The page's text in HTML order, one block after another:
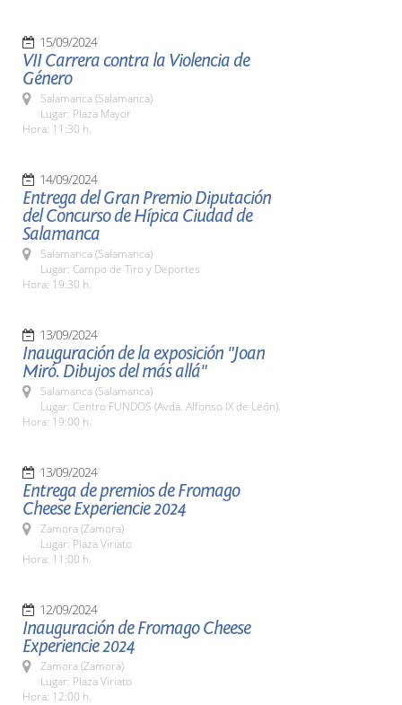
15/09/2024
VII Carrera contra la Violencia de
Género
Salamanca (Salamanca)
Lugar: Plaza Mayor
Hora: 11:30 h.
14/09/2024
Entrega del Gran Premio Diputación
del Concurso de Hípica Ciudad de
Salamanca
Salamanca (Salamanca)
Lugar: Campo de Tiro y Deportes
Hora: 19:30 h.
13/09/2024
Inauguración de la exposición "Joan
Miró. Dibujos del más allá"
Salamanca (Salamanca)
Lugar: Centro FUNDOS (Avda. Alfonso IX de León).
Hora: 19:00 h.
13/09/2024
Entrega de premios de Fromago
Cheese Experiencie 2024
Zamora (Zamora)
Lugar: Plaza Viriato
Hora: 11:00 h.
12/09/2024
Inauguración de Fromago Cheese
Experiencie 2024
Zamora (Zamora)
Lugar: Plaza Viriato
Hora: 12:00 h.